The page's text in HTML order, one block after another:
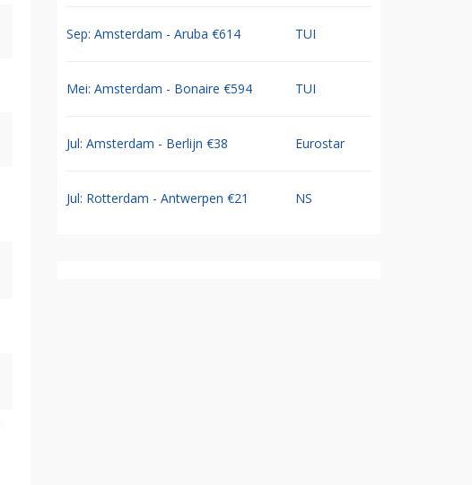
Sep: Amsterdam - Aruba €614 TUI
Mei: Amsterdam - Bonaire €594 TUI
Jul: Amsterdam - Berlijn €38 Eurostar
Jul: Rotterdam - Antwerpen €21 NS